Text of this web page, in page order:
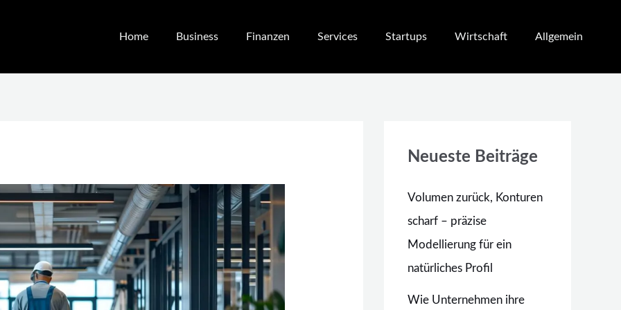
Home Business Finanzen Services Startups Wirtschaft Allgemein
Neueste Beiträge
Volumen zurück, Konturen
scharf – präzise
Modellierung für ein
natürliches Profil
Wie Unternehmen ihre